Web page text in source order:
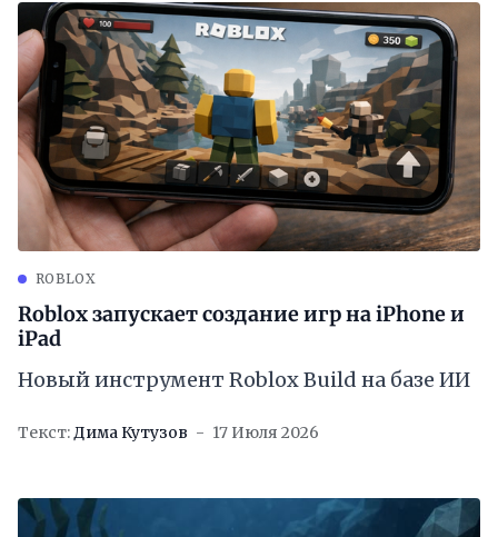
ROBLOX
Roblox запускает создание игр на iPhone и
iPad
Новый инструмент Roblox Build на базе ИИ
Текст:Дима Кутузов 17 Июля 2026